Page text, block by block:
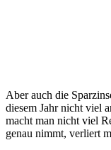
Aber auch die
diesem Jahr nicht viel
macht man nicht viel
genau nimmt, verliert